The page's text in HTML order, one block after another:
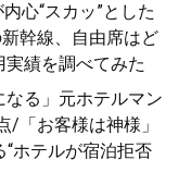
心“スカッ”とした
幹線、自由席はど
績を調べてみた
なる」元ホテルマン
/「お客様は神様」
ホテルが宿泊拒否